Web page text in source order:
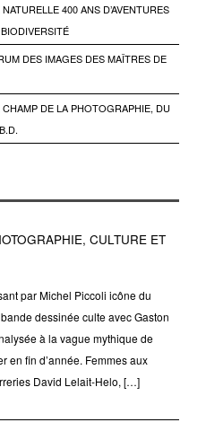
400 ANS D’AVENTURES
DES IMAGES DES MAÎTRES DE
DE LA PHOTOGRAPHIE, DU
CULTURE ET
par Michel Piccoli icône du
dessinée culte avec Gaston
à la vague mythique de
en fin d’année. Femmes aux
David Lelait-Helo, […]